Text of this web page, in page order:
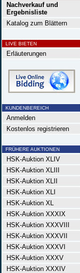
Nachverkauf und
Ergebnisliste
Katalog zum Blättern
LIVE BIETEN
Erläuterungen
KUNDENBEREICH
Anmelden
Kostenlos registrieren
FRÜHERE AUKTIONEN
HSK-Auktion XLIV
HSK-Auktion XLIII
HSK-Auktion XLII
HSK-Auktion XLI
HSK-Auktion XL
HSK-Auktion XXXIX
HSK-Auktion XXXVIII
HSK-Auktion XXXVII
HSK-Auktion XXXVI
HSK-Auktion XXXV
HSK-Auktion XXXIV